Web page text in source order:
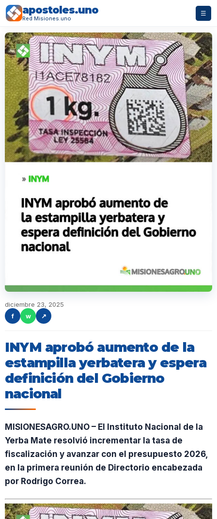
apostoles.uno
Red Misiones.uno
☰
diciembre 23, 2025
f
w ↗
INYM aprobó aumento de la
estampilla yerbatera y espera
definición del Gobierno
nacional
MISIONESAGRO.UNO – El Instituto Nacional de la
Yerba Mate resolvió incrementar la tasa de
fiscalización y avanzar con el presupuesto 2026,
en la primera reunión de Directorio encabezada
por Rodrigo Correa.